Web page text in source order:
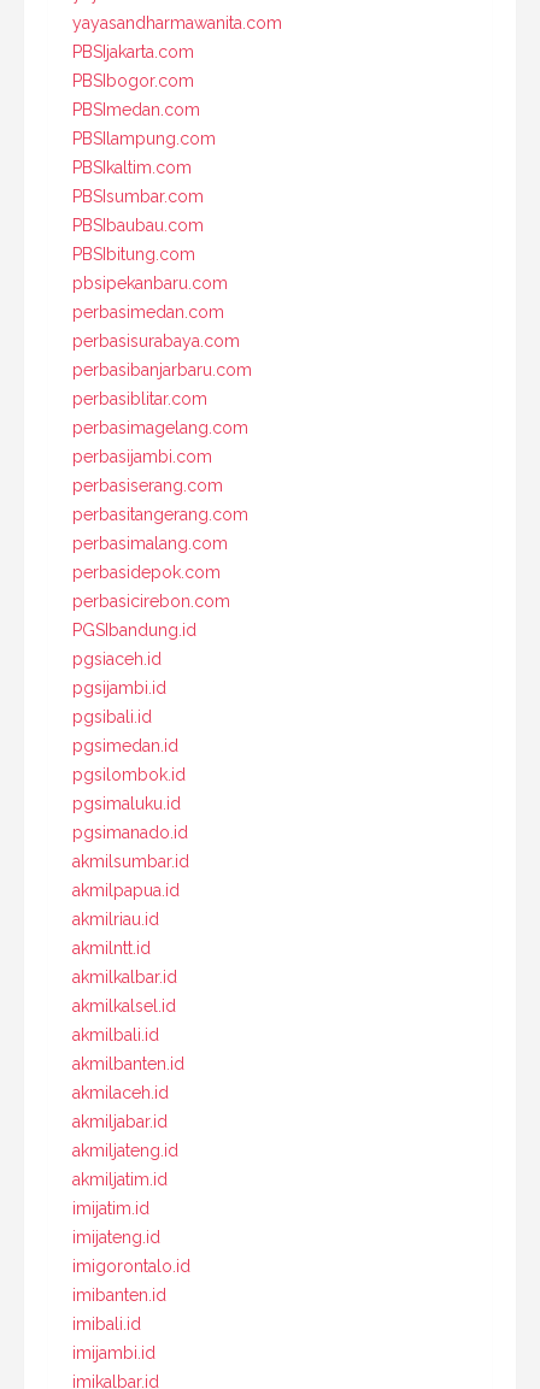
yayasandharmawanita.com
PBSIjakarta.com
PBSIbogor.com
PBSImedan.com
PBSIlampung.com
PBSIkaltim.com
PBSIsumbar.com
PBSIbaubau.com
PBSIbitung.com
pbsipekanbaru.com
perbasimedan.com
perbasisurabaya.com
perbasibanjarbaru.com
perbasiblitar.com
perbasimagelang.com
perbasijambi.com
perbasiserang.com
perbasitangerang.com
perbasimalang.com
perbasidepok.com
perbasicirebon.com
PGSIbandung.id
pgsiaceh.id
pgsijambi.id
pgsibali.id
pgsimedan.id
pgsilombok.id
pgsimaluku.id
pgsimanado.id
akmilsumbar.id
akmilpapua.id
akmilriau.id
akmilntt.id
akmilkalbar.id
akmilkalsel.id
akmilbali.id
akmilbanten.id
akmilaceh.id
akmiljabar.id
akmiljateng.id
akmiljatim.id
imijatim.id
imijateng.id
imigorontalo.id
imibanten.id
imibali.id
imijambi.id
imikalbar.id